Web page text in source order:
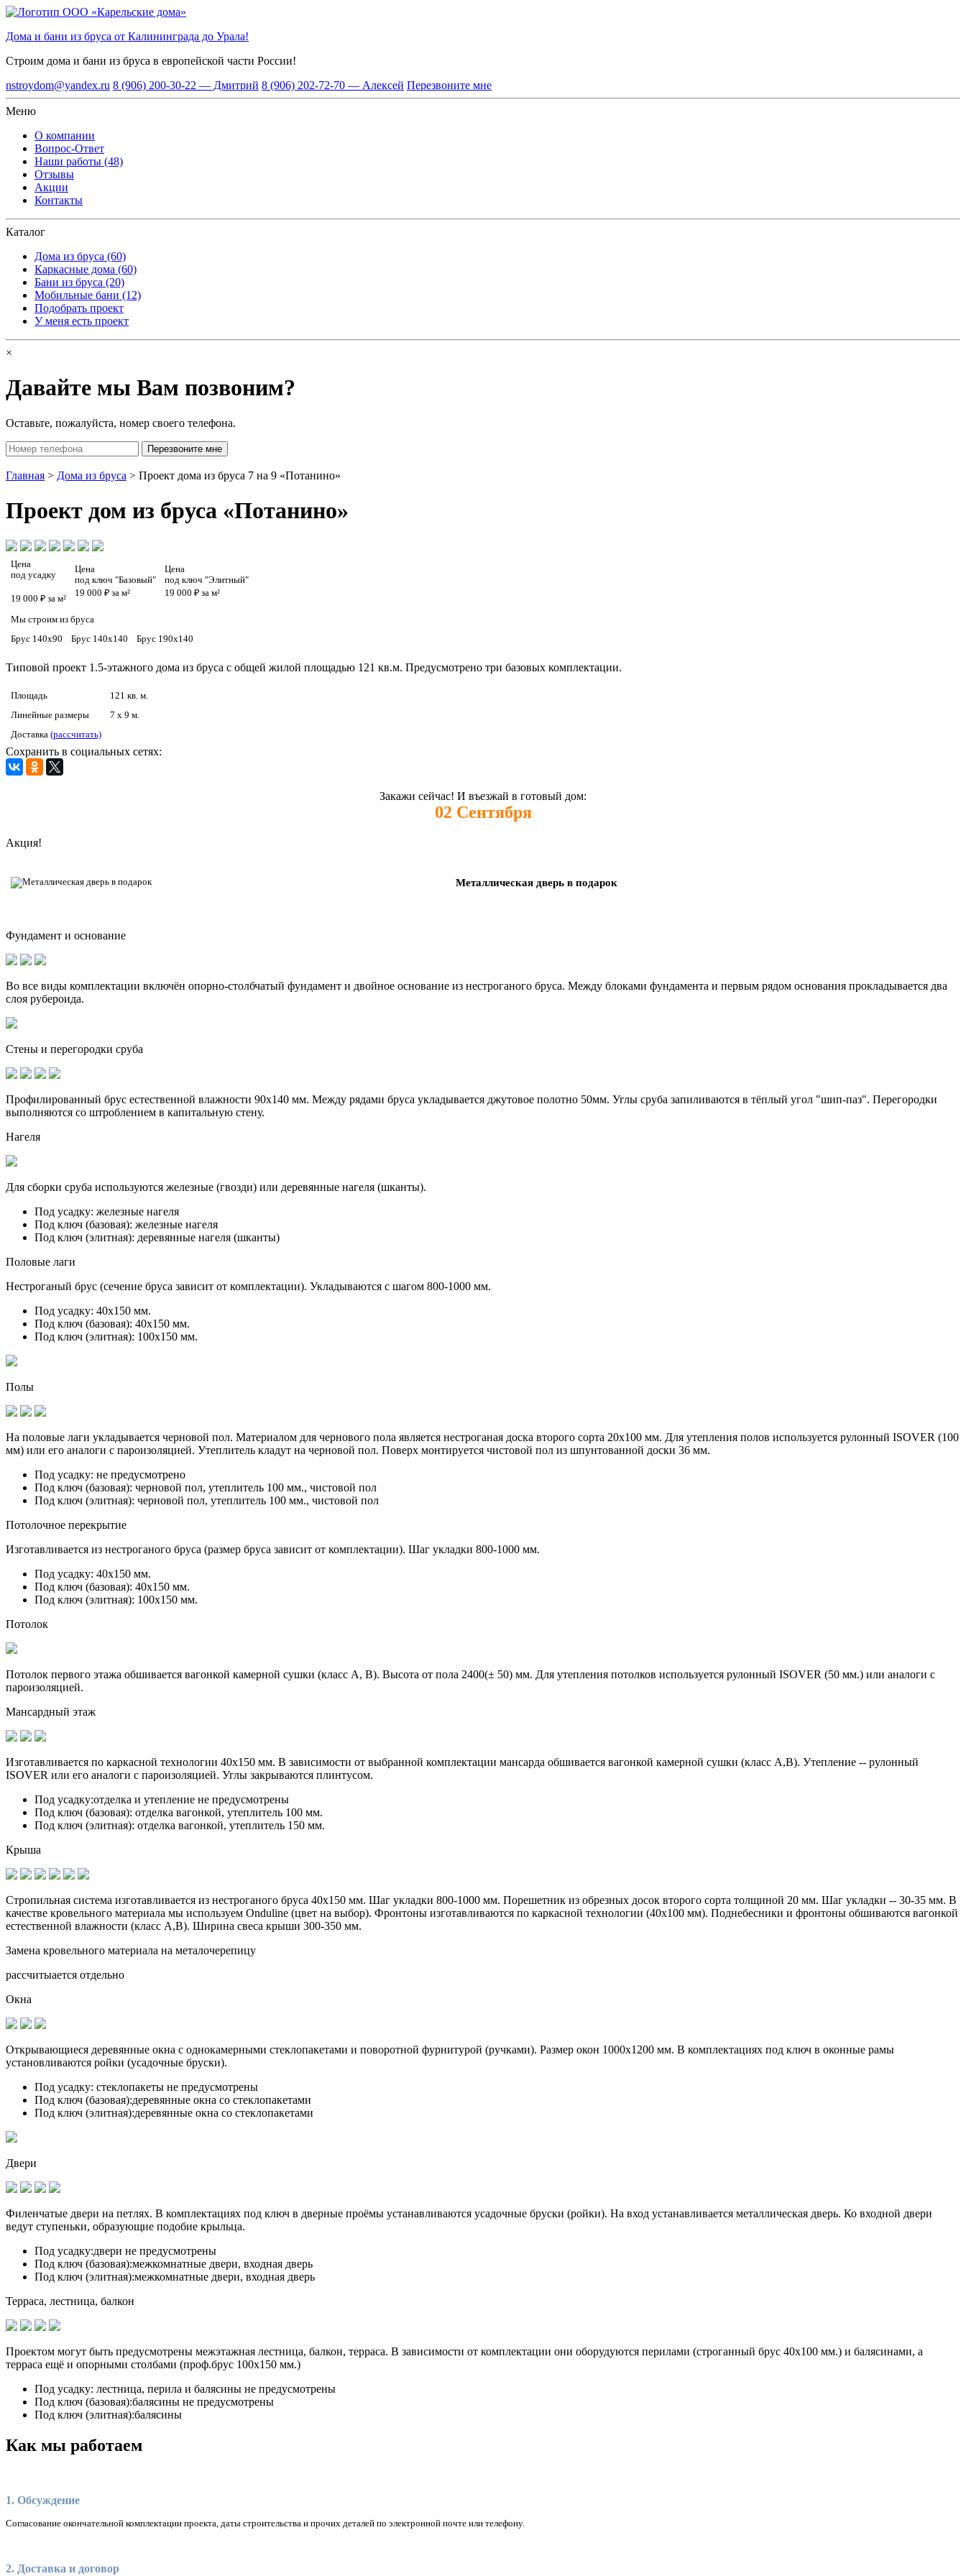
Дома и бани из бруса от Калининграда до Урала!
Строим дома и бани из бруса в европейской части России!
nstroydom@yandex.ru 8 (906) 200-30-22 — Дмитрий 8 (906) 202-72-70 — Алексей Перезвоните мне
Меню
О компании
Вопрос-Ответ
Наши работы (48)
Отзывы
Акции
Контакты
Каталог
Дома из бруса (60)
Каркасные дома (60)
Бани из бруса (20)
Мобильные бани (12)
Подобрать проект
У меня есть проект
×
Давайте мы Вам позвоним?
Оставьте, пожалуйста, номер своего телефона.
Главная > Дома из бруса > Проект дома из бруса 7 на 9 «Потанино»
Проект дом из бруса «Потанино»
Цена
под усадку
19 000 ₽ за м²
Цена
под ключ "Базовый"
19 000 ₽ за м²
Цена
под ключ "Элитный"
19 000 ₽ за м²
Мы строим из бруса
Брус 140х90
Брус 140х140 Брус 190х140
Типовой проект 1.5-этажного дома из бруса с общей жилой площадью 121 кв.м. Предусмотрено три базовых комплектации.
Площадь
121 кв. м.
Линейные размеры
7 x 9 м.
Доставка (рассчитать)
Сохранить в социальных сетях:
Закажи сейчас! И въезжай в готовый дом:
02 Сентября
Акция!
Металлическая дверь в подарок
Фундамент и основание
Во все виды комплектации включён опорно-столбчатый фундамент и двойное основание из нестроганого бруса. Между блоками фундамента и первым рядом основания прокладывается два
слоя рубероида.
Стены и перегородки сруба
Профилированный брус естественной влажности 90х140 мм. Между рядами бруса укладывается джутовое полотно 50мм. Углы сруба запиливаются в тёплый угол "шип-паз". Перегородки
выполняются со штроблением в капитальную стену.
Нагеля
Для сборки сруба используются железные (гвозди) или деревянные нагеля (шканты).
Под усадку: железные нагеля
Под ключ (базовая): железные нагеля
Под ключ (элитная): деревянные нагеля (шканты)
Половые лаги
Нестроганый брус (сечение бруса зависит от комплектации). Укладываются с шагом 800-1000 мм.
Под усадку: 40х150 мм.
Под ключ (базовая): 40х150 мм.
Под ключ (элитная): 100х150 мм.
Полы
На половые лаги укладывается черновой пол. Материалом для чернового пола является нестроганая доска второго сорта 20х100 мм. Для утепления полов используется рулонный ISOVER (100
мм) или его аналоги с пароизоляцией. Утеплитель кладут на черновой пол. Поверх монтируется чистовой пол из шпунтованной доски 36 мм.
Под усадку: не предусмотрено
Под ключ (базовая): черновой пол, утеплитель 100 мм., чистовой пол
Под ключ (элитная): черновой пол, утеплитель 100 мм., чистовой пол
Потолочное перекрытие
Изготавливается из нестроганого бруса (размер бруса зависит от комплектации). Шаг укладки 800-1000 мм.
Под усадку: 40х150 мм.
Под ключ (базовая): 40х150 мм.
Под ключ (элитная): 100х150 мм.
Потолок
Потолок первого этажа обшивается вагонкой камерной сушки (класс A, B). Высота от пола 2400(± 50) мм. Для утепления потолков используется рулонный ISOVER (50 мм.) или аналоги с
пароизоляцией.
Мансардный этаж
Изготавливается по каркасной технологии 40х150 мм. В зависимости от выбранной комплектации мансарда обшивается вагонкой камерной сушки (класс А,В). Утепление -- рулонный
ISOVER или его аналоги с пароизоляцией. Углы закрываются плинтусом.
Под усадку:отделка и утепление не предусмотрены
Под ключ (базовая): отделка вагонкой, утеплитель 100 мм.
Под ключ (элитная): отделка вагонкой, утеплитель 150 мм.
Крыша
Стропильная система изготавливается из нестроганого бруса 40х150 мм. Шаг укладки 800-1000 мм. Порешетник из обрезных досок второго сорта толщиной 20 мм. Шаг укладки -- 30-35 мм. В
качестве кровельного материала мы используем Onduline (цвет на выбор). Фронтоны изготавливаются по каркасной технологии (40х100 мм). Поднебесники и фронтоны обшиваются вагонкой
естественной влажности (класс А,В). Ширина свеса крыши 300-350 мм.
Замена кровельного материала на металочерепицу
рассчитыается отдельно
Окна
Открывающиеся деревянные окна с однокамерными стеклопакетами и поворотной фурнитурой (ручками). Размер окон 1000х1200 мм. В комплектациях под ключ в оконные рамы
установливаются ройки (усадочные бруски).
Под усадку: стеклопакеты не предусмотрены
Под ключ (базовая):деревянные окна со стеклопакетами
Под ключ (элитная):деревянные окна со стеклопакетами
Двери
Филенчатые двери на петлях. В комплектациях под ключ в дверные проёмы устанавливаются усадочные бруски (ройки). На вход устанавливается металлическая дверь. Ко входной двери
ведут ступеньки, образующие подобие крыльца.
Под усадку:двери не предусмотрены
Под ключ (базовая):межкомнатные двери, входная дверь
Под ключ (элитная):межкомнатные двери, входная дверь
Терраса, лестница, балкон
Проектом могут быть предусмотрены межэтажная лестница, балкон, терраса. В зависимости от комплектации они оборудуются перилами (строганный брус 40х100 мм.) и балясинами, а
терраса ещё и опорными столбами (проф.брус 100х150 мм.)
Под усадку: лестница, перила и балясины не предусмотрены
Под ключ (базовая):балясины не предусмотрены
Под ключ (элитная):балясины
Как мы работаем
1. Обсуждение
Согласование окончательной комплектации проекта, даты строительства и прочих деталей по электронной почте или телефону.
2. Доставка и договор